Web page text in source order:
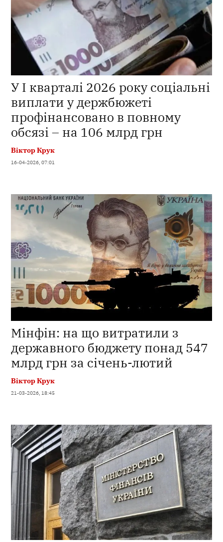
У І кварталі 2026 року соціальні
виплати у держбюжеті
профінансовано в повному
обсязі – на 106 млрд грн
Віктор Крук
16-04-2026, 07:01
Мінфін: на що витратили з
державного бюджету понад 547
млрд грн за січень-лютий
Віктор Крук
21-03-2026, 18:45